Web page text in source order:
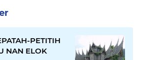
PETITIH
NAN ELOK